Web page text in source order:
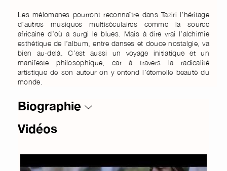
Les mélomanes pourront reconnaître dans Taziri l’héritage
d’autres musiques multiséculaires comme la source
africaine d’où a surgi le blues. Mais à dire vrai l’alchimie
esthétique de l’album, entre danses et douce nostalgie, va
bien au-delà. C’est aussi un voyage initiatique et un
manifeste philosophique, car à travers la radicalité
artistique de son auteur on y entend l’éternelle beauté du
monde.
Biographie
Vidéos